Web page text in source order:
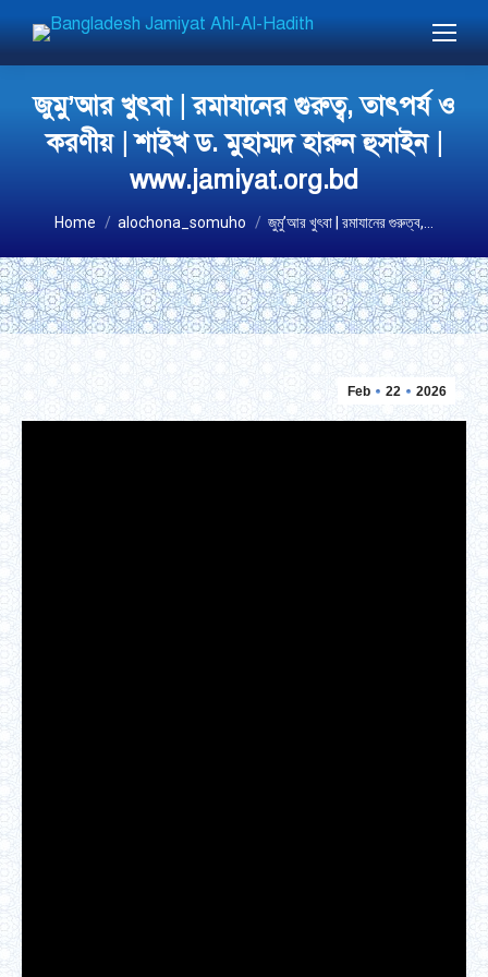
জুমু’আর খুৎবা | রমাযানের গুরুত্ব, তাৎপর্য ও
করণীয় | শাইখ ড. মুহাম্মদ হারুন হুসাইন |
www.jamiyat.org.bd
You are here:
Home alochona_somuho জুমু’আর খুৎবা | রমাযানের গুরুত্ব,…
Feb 22 2026